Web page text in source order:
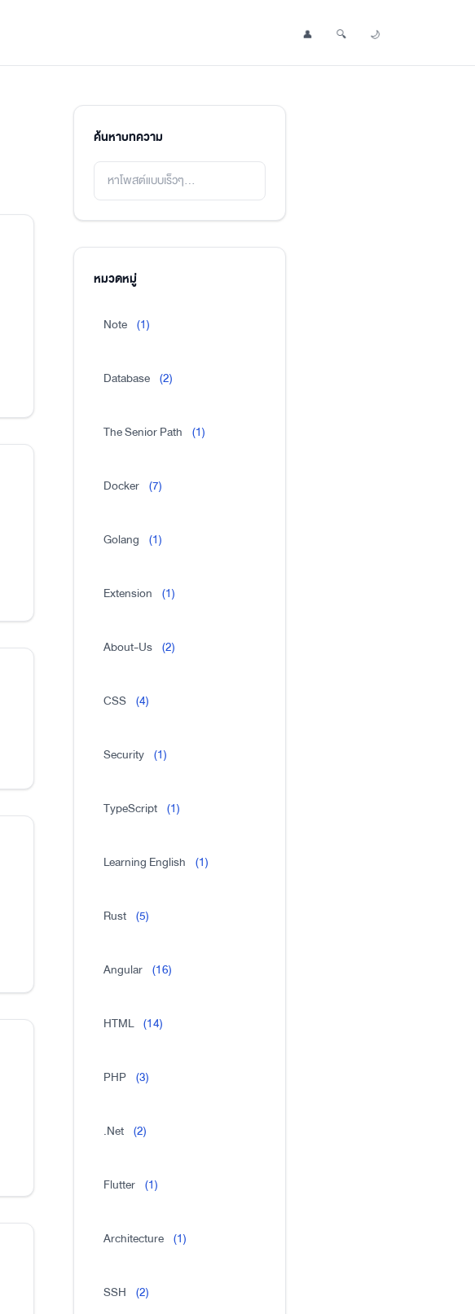
Profile
👤 Search Post
🔍 Toggle Dark Mode
🌙
ค้นหาบทความ
หมวดหมู่
Note (1)
Database (2)
The Senior Path (1)
Docker (7)
Golang (1)
Extension (1)
About-Us (2)
CSS (4)
Security (1)
TypeScript (1)
Learning English (1)
Rust (5)
Angular (16)
HTML (14)
PHP (3)
.Net (2)
Flutter (1)
Architecture (1)
SSH (2)